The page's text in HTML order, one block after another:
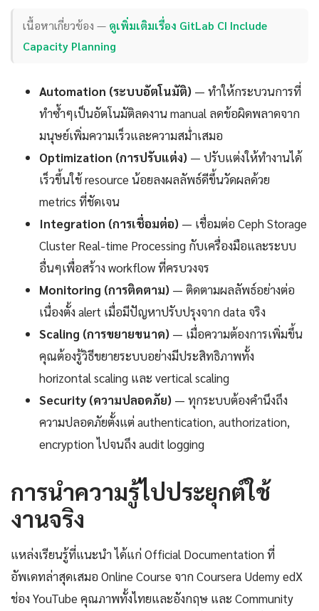
เนื้อหาเกี่ยวข้อง — ดูเพิ่มเติมเรื่อง GitLab CI Include
Capacity Planning
Automation (ระบบอัตโนมัติ) — ทำให้กระบวนการที่
ทำซ้ำๆเป็นอัตโนมัติลดงาน manual ลดข้อผิดพลาดจาก
มนุษย์เพิ่มความเร็วและความสม่ำเสมอ
Optimization (การปรับแต่ง) — ปรับแต่งให้ทำงานได้
เร็วขึ้นใช้ resource น้อยลงผลลัพธ์ดีขึ้นวัดผลด้วย
metrics ที่ชัดเจน
Integration (การเชื่อมต่อ) — เชื่อมต่อ Ceph Storage
Cluster Real-time Processing กับเครื่องมือและระบบ
อื่นๆเพื่อสร้าง workflow ที่ครบวงจร
Monitoring (การติดตาม) — ติดตามผลลัพธ์อย่างต่อ
เนื่องตั้ง alert เมื่อมีปัญหาปรับปรุงจาก data จริง
Scaling (การขยายขนาด) — เมื่อความต้องการเพิ่มขึ้น
คุณต้องรู้วิธีขยายระบบอย่างมีประสิทธิภาพทั้ง
horizontal scaling และ vertical scaling
Security (ความปลอดภัย) — ทุกระบบต้องคำนึงถึง
ความปลอดภัยตั้งแต่ authentication, authorization,
encryption ไปจนถึง audit logging
การนำความรู้ไปประยุกต์ใช้
งานจริง
แหล่งเรียนรู้ที่แนะนำ ได้แก่ Official Documentation ที่
อัพเดทล่าสุดเสมอ Online Course จาก Coursera Udemy edX
ช่อง YouTube คุณภาพทั้งไทยและอังกฤษ และ Community